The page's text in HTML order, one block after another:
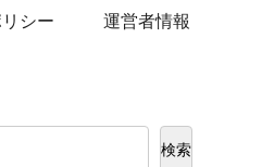
シー 運営者情報
検索